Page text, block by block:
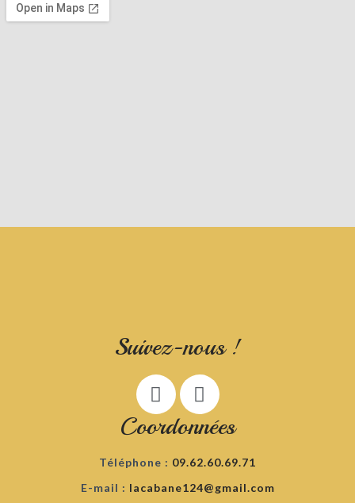
Suivez-nous !
Coordonnées
Téléphone : 09.62.60.69.71
E-mail : lacabane124@gmail.com